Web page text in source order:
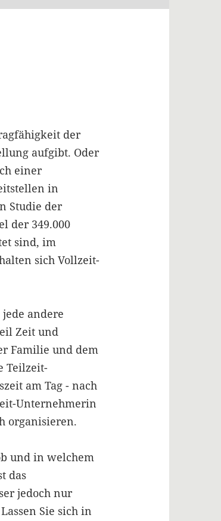
der
aufgibt. Oder
einer
in
Studie der
der 349.000
sind, im
sich Vollzeit-
andere
Zeit und
Familie und dem
Teilzeit-
am Tag - nach
Unternehmerin
organisieren.
und in welchem
das
jedoch nur
Sie sich in